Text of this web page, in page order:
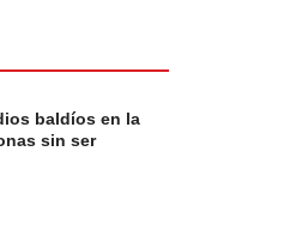
baldíos en la
sin ser